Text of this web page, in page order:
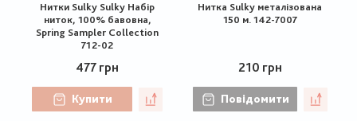
Нитки Sulky Sulky Набір
ниток, 100% бавовна,
Spring Sampler Collection
712-02
477 грн
Купити
Нитка Sulky металізована
150 м. 142-7007
210 грн
Повідомити